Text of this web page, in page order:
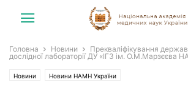
Головна Новини
Прекваліфікування
дослідної лабораторії ДУ «ІГЗ ім. О.М.Марзєєва
Новини Новини НАМН України